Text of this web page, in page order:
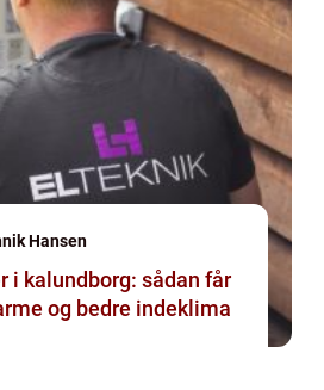
Hansen
i kalundborg: sådan får
og bedre indeklima